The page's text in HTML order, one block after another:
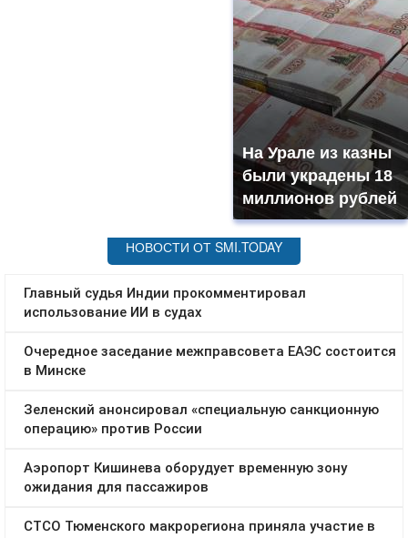
На Урале из казны
были украдены 18
миллионов рублей